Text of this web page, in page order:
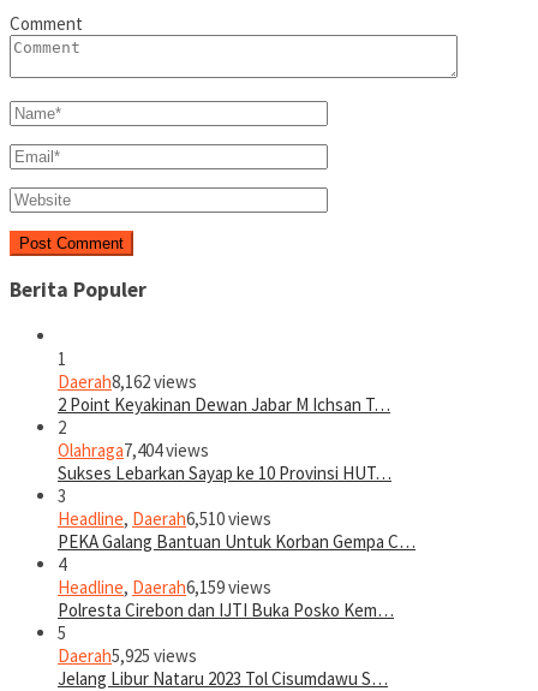
Comment
Berita Populer
1
Daerah8,162 views
2 Point Keyakinan Dewan Jabar M Ichsan T…
2
Olahraga7,404 views
Sukses Lebarkan Sayap ke 10 Provinsi HUT…
3
Headline, Daerah6,510 views
PEKA Galang Bantuan Untuk Korban Gempa C…
4
Headline, Daerah6,159 views
Polresta Cirebon dan IJTI Buka Posko Kem…
5
Daerah5,925 views
Jelang Libur Nataru 2023 Tol Cisumdawu S…